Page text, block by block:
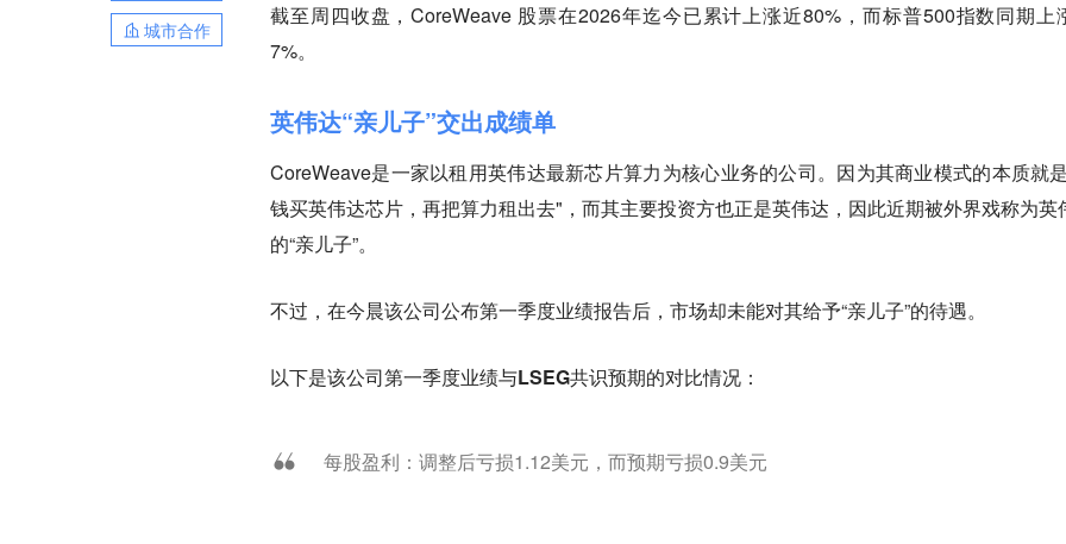
城市合作
截至周四收盘，CoreWeave 股票在2026年迄今已累计上涨近80%，而标普500指数同期上
7%。
英伟达“亲儿子”交出成绩单
CoreWeave是一家以租用英伟达最新芯片算力为核心业务的公司。因为其商业模式的本质就
钱买英伟达芯片，再把算力租出去"，而其主要投资方也正是英伟达，因此近期被外界戏称为英
的“亲儿子”。
不过，在今晨该公司公布第一季度业绩报告后，市场却未能对其给予“亲儿子”的待遇。
以下是该公司第一季度业绩与LSEG共识预期的对比情况：
每股盈利：调整后亏损1.12美元，而预期亏损0.9美元